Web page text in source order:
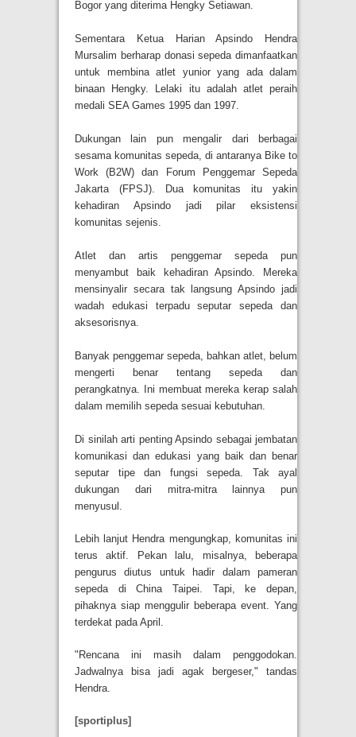
Bogor yang diterima Hengky Setiawan.
Sementara Ketua Harian Apsindo Hendra
Mursalim berharap donasi sepeda dimanfaatkan
untuk membina atlet yunior yang ada dalam
binaan Hengky. Lelaki itu adalah atlet peraih
medali SEA Games 1995 dan 1997.
Dukungan lain pun mengalir dari berbagai
sesama komunitas sepeda, di antaranya Bike to
Work (B2W) dan Forum Penggemar Sepeda
Jakarta (FPSJ). Dua komunitas itu yakin
kehadiran Apsindo jadi pilar eksistensi
komunitas sejenis.
Atlet dan artis penggemar sepeda pun
menyambut baik kehadiran Apsindo. Mereka
mensinyalir secara tak langsung Apsindo jadi
wadah edukasi terpadu seputar sepeda dan
aksesorisnya.
Banyak penggemar sepeda, bahkan atlet, belum
mengerti benar tentang sepeda dan
perangkatnya. Ini membuat mereka kerap salah
dalam memilih sepeda sesuai kebutuhan.
Di sinilah arti penting Apsindo sebagai jembatan
komunikasi dan edukasi yang baik dan benar
seputar tipe dan fungsi sepeda. Tak ayal
dukungan dari mitra-mitra lainnya pun
menyusul.
Lebih lanjut Hendra mengungkap, komunitas ini
terus aktif. Pekan lalu, misalnya, beberapa
pengurus diutus untuk hadir dalam pameran
sepeda di China Taipei. Tapi, ke depan,
pihaknya siap menggulir beberapa event. Yang
terdekat pada April.
"Rencana ini masih dalam penggodokan.
Jadwalnya bisa jadi agak bergeser," tandas
Hendra.
[sportiplus]